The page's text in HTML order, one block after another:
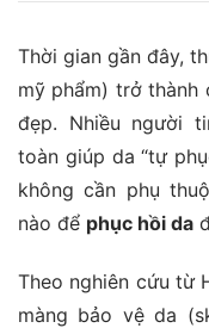
Thời gian gần đây,
mỹ phẩm) trở thành
đẹp. Nhiều người
toàn giúp da “tự
không cần phụ
nào để phục hồi da
Theo nghiên cứu từ
màng bảo vệ da